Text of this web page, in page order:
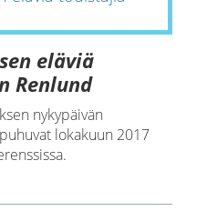
eläviä
Renlund
nykypäivän
lokakuun 2017